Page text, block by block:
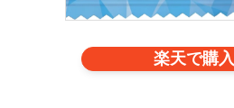
楽天で購入